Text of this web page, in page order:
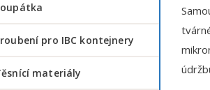
šoupátka
šroubení pro IBC kontejnery
Těsnící materiály